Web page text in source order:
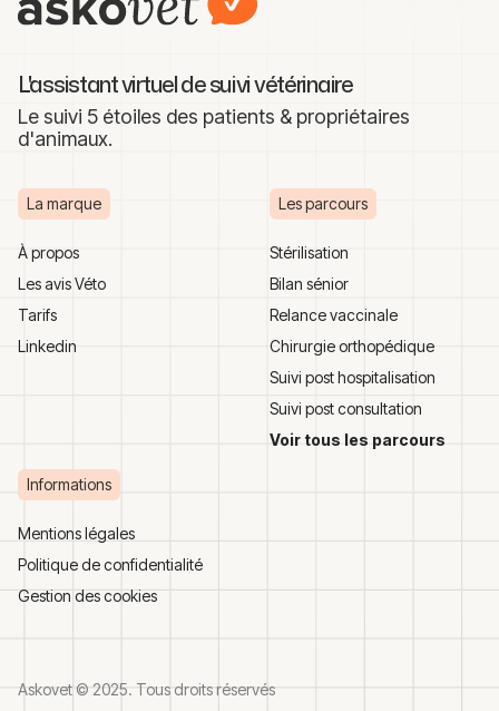
L'assistant virtuel de suivi vétérinaire
Le suivi 5 étoiles des patients & propriétaires
d'animaux.
La marque
À propos
Les avis Véto
Tarifs
Linkedin
Les parcours
Stérilisation
Bilan sénior
Relance vaccinale
Chirurgie orthopédique
Suivi post hospitalisation
Suivi post consultation
Voir tous les parcours
Informations
Mentions légales
Politique de confidentialité
Gestion des cookies
Askovet © 2025. Tous droits réservés